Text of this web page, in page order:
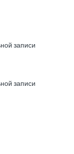
записи
записи